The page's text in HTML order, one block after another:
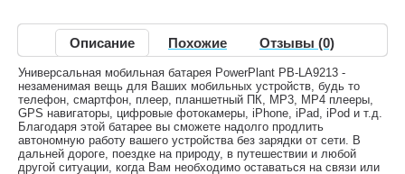
Описание Похожие Отзывы (0)
Универсальная мобильная батарея PowerPlant PB-LA9213 -
незаменимая вещь для Ваших мобильных устройств, будь то
телефон, смартфон, плеер, планшетный ПК, MP3, MP4 плееры,
GPS навигаторы, цифровые фотокамеры, iPhone, iPad, iPod и т.д.
Благодаря этой батарее вы сможете надолго продлить
автономную работу вашего устройства без зарядки от сети. В
дальней дороге, поездке на природу, в путешествии и любой
другой ситуации, когда Вам необходимо оставаться на связи или